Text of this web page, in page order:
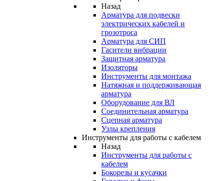
Назад
Арматура для подвески
электрических кабелей и
грозотроса
Арматура для СИП
Гасители вибрации
Защитная арматура
Изоляторы
Инструменты для монтажа
Натяжная и поддерживающая
арматура
Оборудование для ВЛ
Соединительная арматура
Сцепная арматура
Узлы крепления
Инструменты для работы с кабелем
Назад
Инструменты для работы с
кабелем
Бокорезы и кусачки